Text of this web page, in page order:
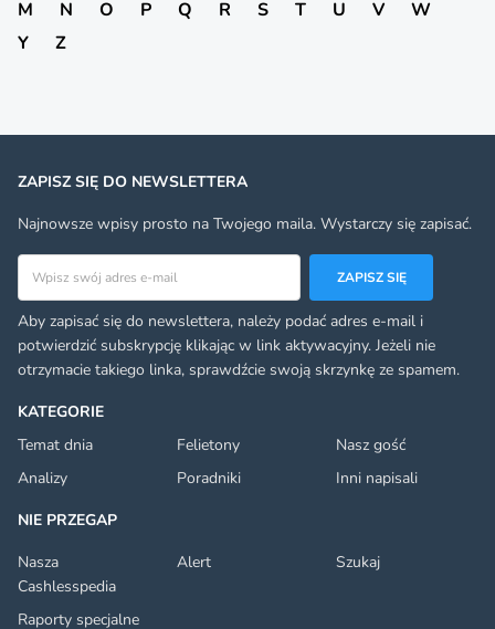
M
N O P Q R S T U V
W
Y
Z
KATEGORIE
Temat dnia
Felietony
Nasz gość
Analizy
Poradniki
Inni napisali
NIE PRZEGAP
Nasza
Cashlesspedia
Alert Szukaj
Raporty specjalne
ZAPISZ SIĘ DO NEWSLETTERA
Najnowsze wpisy prosto na Twojego maila. Wystarczy się zapisać.
ZAPISZ SIĘ
Aby zapisać się do newslettera, należy podać adres e-mail i
potwierdzić subskrypcję klikając w link aktywacyjny. Jeżeli nie
otrzymacie takiego linka, sprawdźcie swoją skrzynkę ze spamem.